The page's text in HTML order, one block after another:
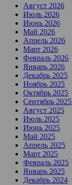
Август 2026
Июль 2026
Июнь 2026
Май 2026
Апрель 2026
Март 2026
Февраль 2026
Январь 2026
Декабрь 2025
Ноябрь 2025
Октябрь 2025
Сентябрь 2025
Август 2025
Июль 2025
Июнь 2025
Май 2025
Апрель 2025
Март 2025
Февраль 2025
Январь 2025
Декабрь 2024